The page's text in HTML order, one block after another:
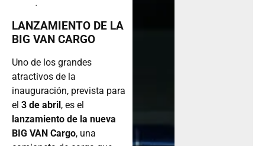
.
LANZAMIENTO DE LA
BIG VAN CARGO
Uno de los grandes
atractivos de la
inauguración, prevista para
el 3 de abril, es el
lanzamiento de la nueva
BIG VAN Cargo, una